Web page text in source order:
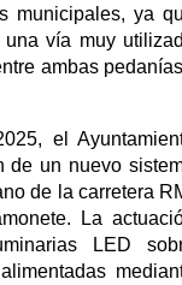
municipales, ya
vía muy
ambas
el
de un nuevo
de la carretera
La
LED